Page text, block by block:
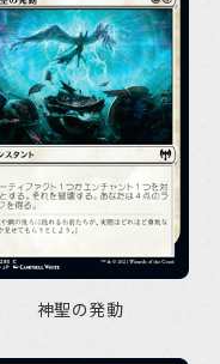
神聖の発動